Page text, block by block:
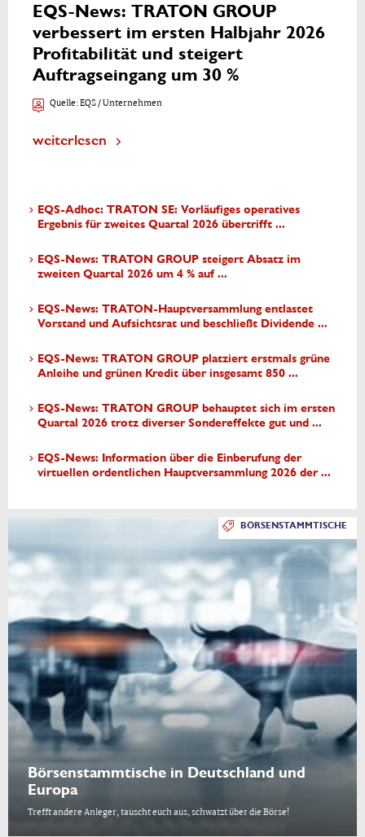
EQS-News: TRATON GROUP
verbessert im ersten Halbjahr 2026
Profitabilität und steigert
Auftragseingang um 30 %
Quelle:EQS / Unternehmen
weiterlesen
EQS-Adhoc: TRATON SE: Vorläufiges operatives
Ergebnis für zweites Quartal 2026 übertrifft ...
EQS-News: TRATON GROUP steigert Absatz im
zweiten Quartal 2026 um 4 % auf ...
EQS-News: TRATON-Hauptversammlung entlastet
Vorstand und Aufsichtsrat und beschließt Dividende ...
EQS-News: TRATON GROUP platziert erstmals grüne
Anleihe und grünen Kredit über insgesamt 850 ...
EQS-News: TRATON GROUP behauptet sich im ersten
Quartal 2026 trotz diverser Sondereffekte gut und ...
EQS-News: Information über die Einberufung der
virtuellen ordentlichen Hauptversammlung 2026 der ...
BÖRSENSTAMMTISCHE
Börsenstammtische in Deutschland und
Europa
Trefft andere Anleger, tauscht euch aus, schwatzt über die Börse!